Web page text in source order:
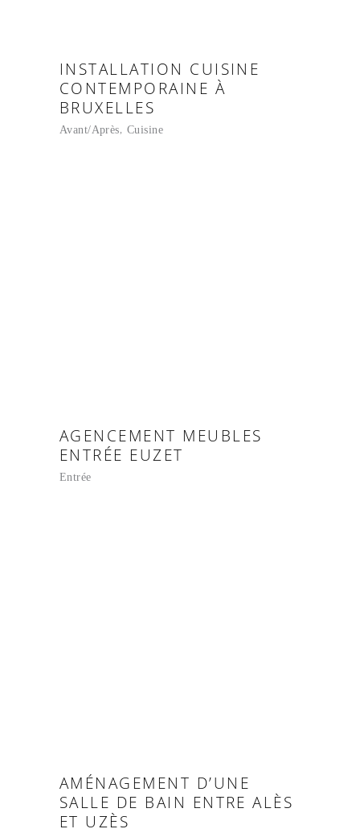
INSTALLATION CUISINE
CONTEMPORAINE À
BRUXELLES
Avant/Après Cuisine
AGENCEMENT MEUBLES
ENTRÉE EUZET
Entrée
AMÉNAGEMENT D’UNE
SALLE DE BAIN ENTRE ALÈS
ET UZÈS